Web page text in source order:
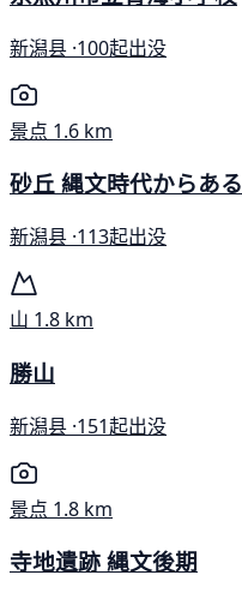
新潟县 ·100起出没
景点 1.6 km
砂丘 縄文時代からある
新潟县 ·113起出没
山 1.8 km
勝山
新潟县 ·151起出没
景点 1.8 km
寺地遺跡 縄文後期